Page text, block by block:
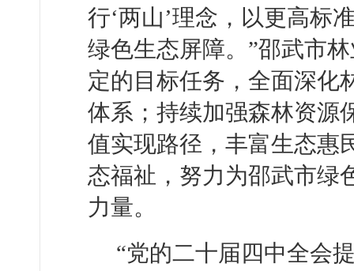
行‘两山’理念，以更高标
绿色生态屏障。”邵武市
定的目标任务，全面深化
体系；持续加强森林资源
值实现路径，丰富生态惠
态福祉，努力为邵武市绿
力量。
“党的二十届四中全会